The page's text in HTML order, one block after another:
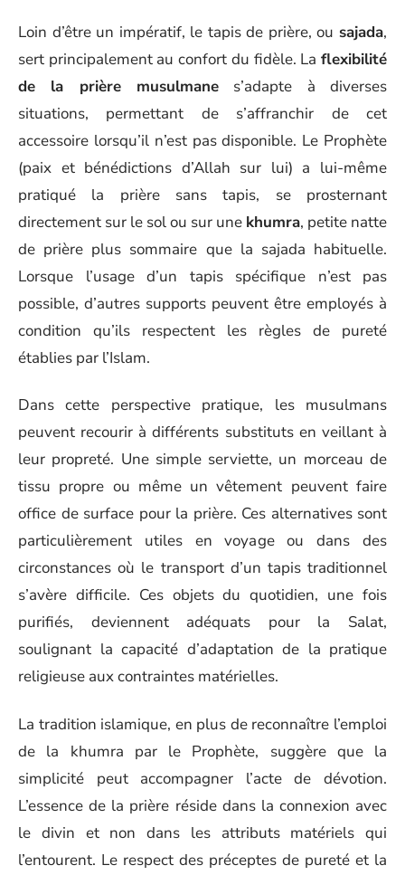
Loin d’être un impératif, le tapis de prière, ou sajada,
sert principalement au confort du fidèle. La flexibilité
de la prière musulmane s’adapte à diverses
situations, permettant de s’affranchir de cet
accessoire lorsqu’il n’est pas disponible. Le Prophète
(paix et bénédictions d’Allah sur lui) a lui-même
pratiqué la prière sans tapis, se prosternant
directement sur le sol ou sur une khumra, petite natte
de prière plus sommaire que la sajada habituelle.
Lorsque l’usage d’un tapis spécifique n’est pas
possible, d’autres supports peuvent être employés à
condition qu’ils respectent les règles de pureté
établies par l’Islam.
Dans cette perspective pratique, les musulmans
peuvent recourir à différents substituts en veillant à
leur propreté. Une simple serviette, un morceau de
tissu propre ou même un vêtement peuvent faire
office de surface pour la prière. Ces alternatives sont
particulièrement utiles en voyage ou dans des
circonstances où le transport d’un tapis traditionnel
s’avère difficile. Ces objets du quotidien, une fois
purifiés, deviennent adéquats pour la Salat,
soulignant la capacité d’adaptation de la pratique
religieuse aux contraintes matérielles.
La tradition islamique, en plus de reconnaître l’emploi
de la khumra par le Prophète, suggère que la
simplicité peut accompagner l’acte de dévotion.
L’essence de la prière réside dans la connexion avec
le divin et non dans les attributs matériels qui
l’entourent. Le respect des préceptes de pureté et la